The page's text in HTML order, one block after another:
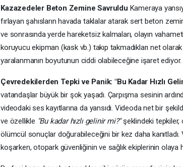
Kazazedeler Beton Zemine Savruldu Kameraya
fırlayan şahısların havada taklalar atarak sert beton
ve sonrasında yerde hareketsiz kalmaları, olayın
koruyucu ekipman (kask vb.) takıp takmadıkları net
yaralanmanın boyutunun ciddi olabileceğine işaret ediyor.
Çevredekilerden Tepki ve Panik: "Bu Kadar Hızlı
vatandaşlar büyük bir şok yaşadı. Çarpışma sesinin
videodaki ses kayıtlarına da yansıdı. Videoda net bir
ve özellikle "Bu kadar hızlı gelinir mi?"şeklindeki tepkiler,
ölümcül sonuçlar doğurabileceğini bir kez daha
koşarken, otopark güvenliğinin ve sağlık ekiplerinin olaya